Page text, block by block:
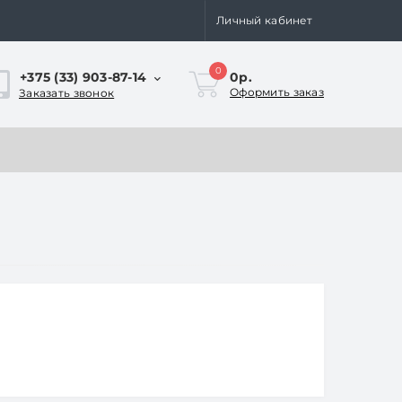
Личный кабинет
+375 (33) 903-87-14
Заказать звонок
0 0р.
Оформить заказ